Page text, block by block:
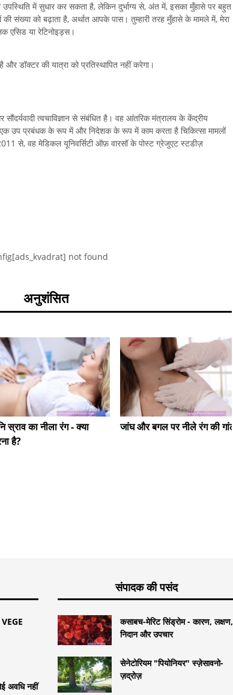
में सुधार कर सकता है, लेकिन दुर्भाग्य से, अंत में, इसका मुँहासे पर बहुत
की संख्या को बढ़ाता है, अर्थात आपके पास। तुम्हारी तरह मुँहासे के मामले में, मेरा
एसिड या रेटिनोइड्स।
और डॉक्टर की यात्रा को प्रतिस्थापित नहीं करेगा।
सौंदर्यवादी त्वचाविज्ञान से संबंधित है। वह आंतरिक मंत्रालय के केंद्रीय
एक उप प्रबंधक के रूप में और निदेशक के रूप में काम करता है चिकित्सा मामलों
से, वह मेडिकल यूनिवर्सिटी ऑफ़ वारसॉ के पोस्ट ग्रेजुएट स्टडीज़
not found
अनुशंसित
स्राव का नीला रंग - क्या
है?
जांघ और बगल पर नीले रंग की गांठ
VEGE
अवधि नहीं
संपादक की पसंद
कसाबच-मेरिट सिंड्रोम - कारण, लक्षण,
निदान और उपचार
सेनेटोरियम "पियोनियर" स्ज़ेसावनो-
ज़द्रोज़